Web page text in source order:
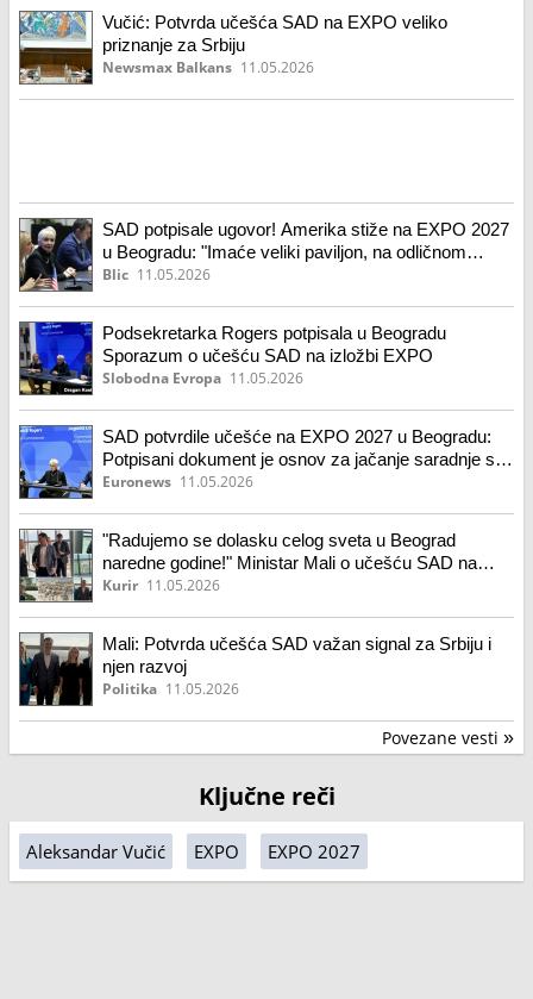
Vučić: Potvrda učešća SAD na EXPO veliko
priznanje za Srbiju
Newsmax Balkans 11.05.2026
SAD potpisale ugovor! Amerika stiže na EXPO 2027
u Beogradu: "Imaće veliki paviljon, na odličnom
mestu" (foto)
Blic 11.05.2026
Podsekretarka Rogers potpisala u Beogradu
Sporazum o učešću SAD na izložbi EXPO
Slobodna Evropa 11.05.2026
SAD potvrdile učešće na EXPO 2027 u Beogradu:
Potpisani dokument je osnov za jačanje saradnje sa
Srbijom
Euronews 11.05.2026
"Radujemo se dolasku celog sveta u Beograd
naredne godine!" Ministar Mali o učešću SAD na
Ekspu 2027
Kurir 11.05.2026
Mali: Potvrda učešća SAD važan signal za Srbiju i
njen razvoj
Politika 11.05.2026
Povezane vesti »
Ključne reči
Aleksandar Vučić EXPO EXPO 2027